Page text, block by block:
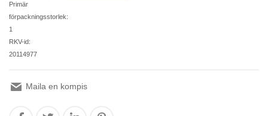
Primär
förpackningsstorlek:
1
RKV-id:
20114977
Maila en kompis